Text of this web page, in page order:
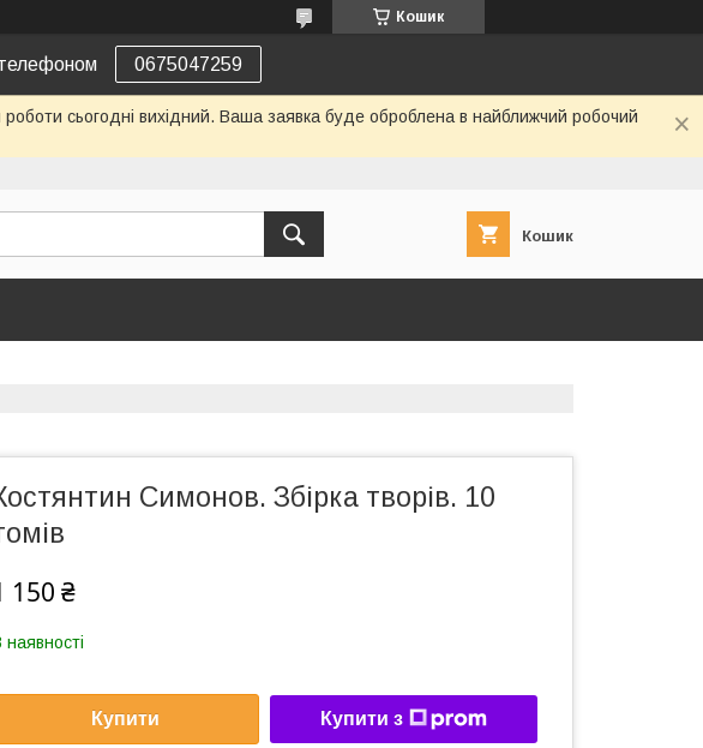
Кошик
телефоном 0675047259
сьогодні вихідний. Ваша заявка буде оброблена в найближчий робочий
Кошик
Симонов. Збірка творів. 10
150 ₴
наявності
Купити Купити з